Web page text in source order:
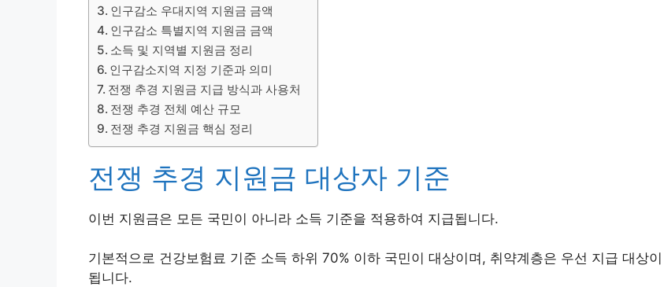
인구감소 우대지역 지원금 금액
인구감소 특별지역 지원금 금액
소득 및 지역별 지원금 정리
인구감소지역 지정 기준과 의미
전쟁 추경 지원금 지급 방식과 사용처
전쟁 추경 전체 예산 규모
전쟁 추경 지원금 핵심 정리
전쟁 추경 지원금 대상자 기준
이번 지원금은 모든 국민이 아니라 소득 기준을 적용하여 지급됩니다.
기본적으로 건강보험료 기준 소득 하위 70% 이하 국민이 대상이며, 취약계층은 우선 지급 대상이
됩니다.